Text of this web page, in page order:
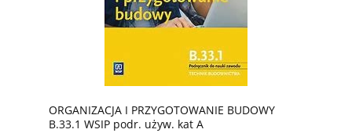
ORGANIZACJA I PRZYGOTOWANIE BUDOWY
B.33.1 WSIP podr. używ. kat A